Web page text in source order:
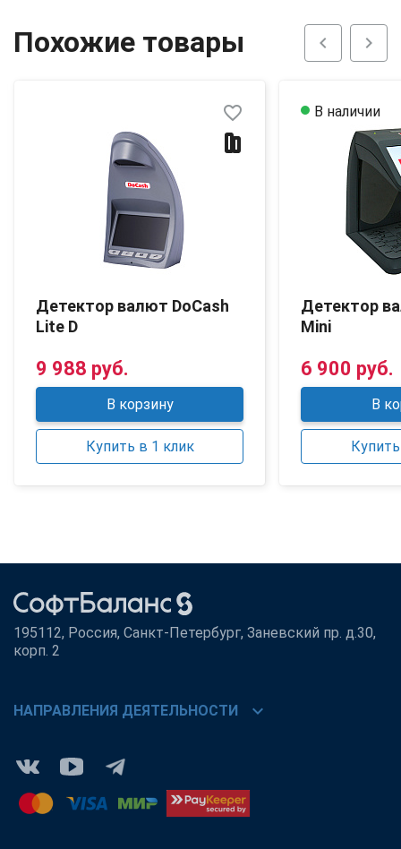
Похожие товары chevron_left chevron_right
Детектор валют DoCash
Lite D
favorite_border
9 988 руб.
В корзину
Купить в 1 клик
Детектор
Mini
6 900 руб.
В наличии
В
195112, Россия, Санкт-Петербург, Заневский пр. д.30,
корп. 2
НАПРАВЛЕНИЯ ДЕЯТЕЛЬНОСТИ chevron_right